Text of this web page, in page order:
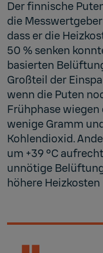
Der finnische
die
dass er die
50 % senken
basierten
Großteil der
wenn die Puten
Frühphase
wenige Gramm
Kohlendioxid.
um +39 °C
unnötige
höhere